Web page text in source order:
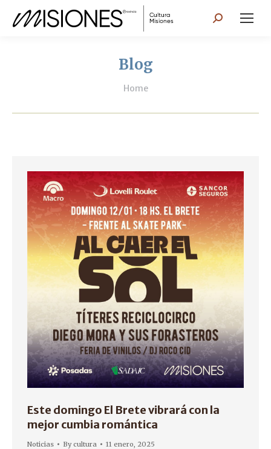
Search:
Blog
You are here:
Home
Este domingo El Brete vibrará con la
mejor cumbia romántica
Noticias Bycultura 11 enero, 2025